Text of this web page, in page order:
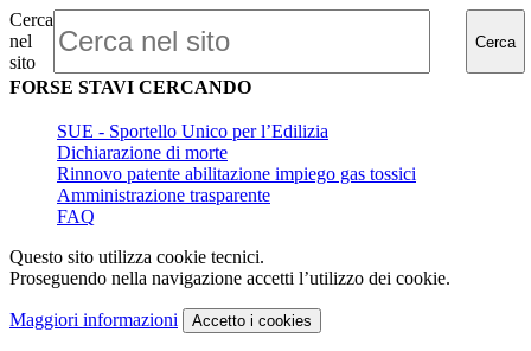
Cerca
nel
sito
Cerca
FORSE STAVI CERCANDO
SUE - Sportello Unico per l’Edilizia
Dichiarazione di morte
Rinnovo patente abilitazione impiego gas tossici
Amministrazione trasparente
FAQ
Questo sito utilizza cookie tecnici.
Proseguendo nella navigazione accetti l’utilizzo dei cookie.
Maggiori informazioni Accetto i cookies